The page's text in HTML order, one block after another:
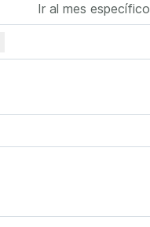
Ir al mes específico